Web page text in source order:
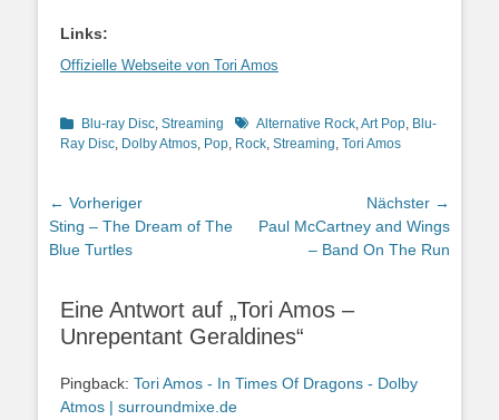
Links:
Offizielle Webseite von Tori Amos
Kategorien
Blu-ray Disc Streaming Schlagworte
Alternative Rock Art Pop Blu-
Ray Disc Dolby Atmos Pop Rock Streaming Tori Amos
Beitragsnavigation
← Vorheriger
Vorheriger
Beitrag:
Sting – The Dream of The
Blue Turtles
Nächster →
Nächster
Paul McCartney and Wings
– Band On The Run
Eine Antwort auf „Tori Amos –
Unrepentant Geraldines“
Pingback: Tori Amos - In Times Of Dragons - Dolby
Atmos | surroundmixe.de